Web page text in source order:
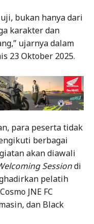
bukan hanya dari
karakter dan
ujarnya dalam
23 Oktober 2025.
para peserta tidak
berbagai
akan diawali
Sessiondi
pelatih
JNE FC
dan Black